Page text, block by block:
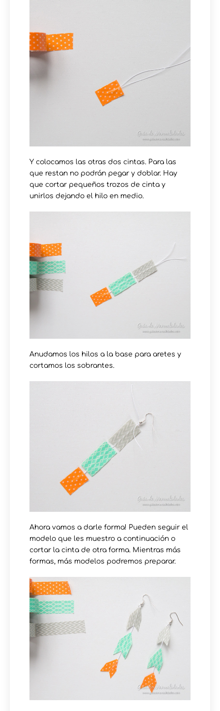
Y colocamos las otras dos cintas. Para las
que restan no podrán pegar y doblar. Hay
que cortar pequeños trozos de cinta y
unirlos dejando el hilo en medio.
Anudamos los hilos a la base para aretes y
cortamos los sobrantes.
Ahora vamos a darle forma! Pueden seguir el
modelo que les muestro a continuación o
cortar la cinta de otra forma. Mientras más
formas, más modelos podremos preparar.